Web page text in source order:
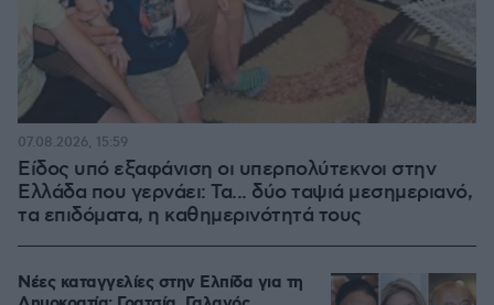
Είδος υπό εξαφάνιση οι υπερπολύτεκνοι στην
Ελλάδα που γερνάει: Τα... δύο ταψιά μεσημεριανό,
τα επιδόματα, η καθημερινότητά τους
07.08.2026, 15:59
Νέες καταγγελίες στην Ελπίδα για τη